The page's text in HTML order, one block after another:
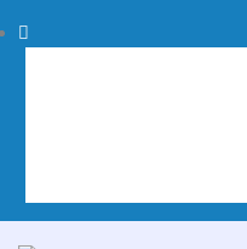
to
Procurar